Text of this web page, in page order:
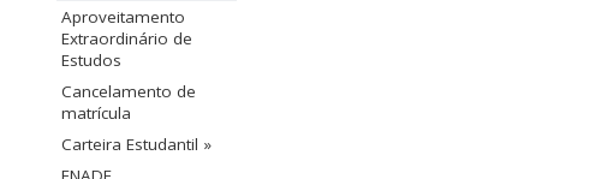
Aproveitamento
Extraordinário de
Estudos
Cancelamento de
matrícula
Carteira Estudantil »